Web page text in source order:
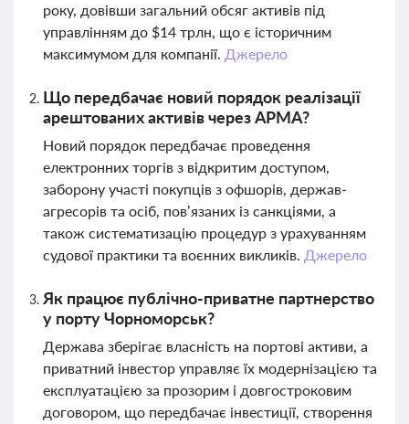
року, довівши загальний обсяг активів під
управлінням до $14 трлн, що є історичним
максимумом для компанії. Джерело
Що передбачає новий порядок реалізації
арештованих активів через АРМА?
Новий порядок передбачає проведення
електронних торгів з відкритим доступом,
заборону участі покупців з офшорів, держав-
агресорів та осіб, пов’язаних із санкціями, а
також систематизацію процедур з урахуванням
судової практики та воєнних викликів. Джерело
Як працює публічно-приватне партнерство
у порту Чорноморськ?
Держава зберігає власність на портові активи, а
приватний інвестор управляє їх модернізацією та
експлуатацією за прозорим і довгостроковим
договором, що передбачає інвестиції, створення